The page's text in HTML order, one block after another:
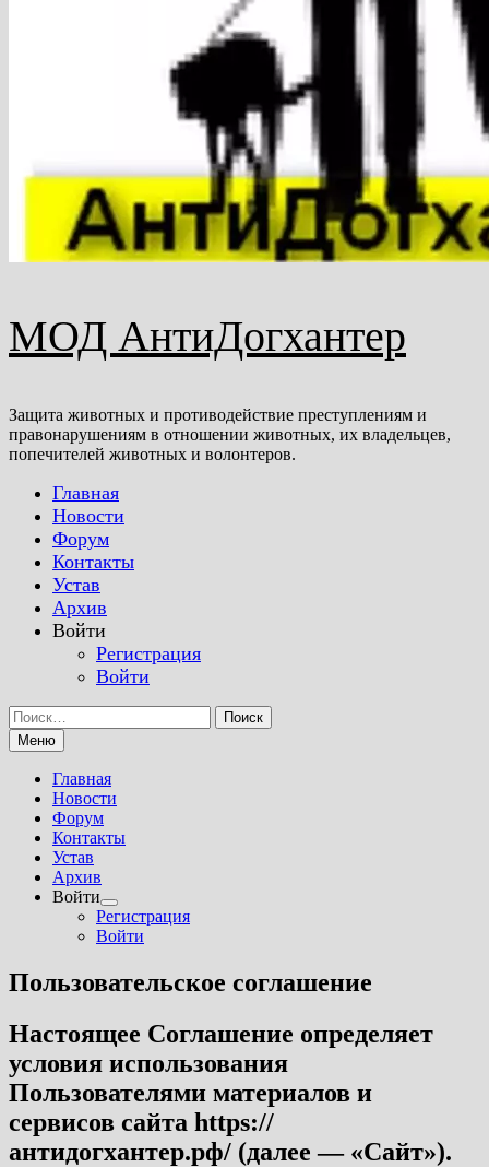
МОД АнтиДогхантер
Защита животных и противодействие преступлениям и
правонарушениям в отношении животных, их владельцев,
попечителей животных и волонтеров.
Главная
Новости
Форум
Контакты
Устав
Архив
Войти
Регистрация
Войти
Найти:
Меню
Главная
Новости
Форум
Контакты
Устав
Архив
Войти
Показать
подменю
Регистрация
Войти
Пользовательское соглашение
Настоящее Соглашение определяет
условия использования
Пользователями материалов и
сервисов сайта https://
антидогхантер.рф/ (далее — «Сайт»).